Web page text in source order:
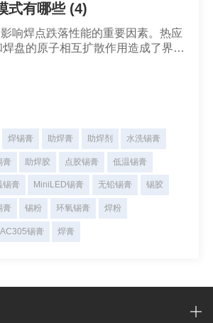
式有哪些 (4)
响焊点跌落性能的重要因素。热应
盘的原子相互扩散作用造成了界面
焊锡膏 助焊膏 助焊剂 水洗锡膏
膏 助焊胶 点胶锡膏 低温锡膏
锡膏 MiniLED锡膏 无铅锡膏 锡胶
膏 锡粉 环氧锡膏 焊粉
锡膏 焊膏